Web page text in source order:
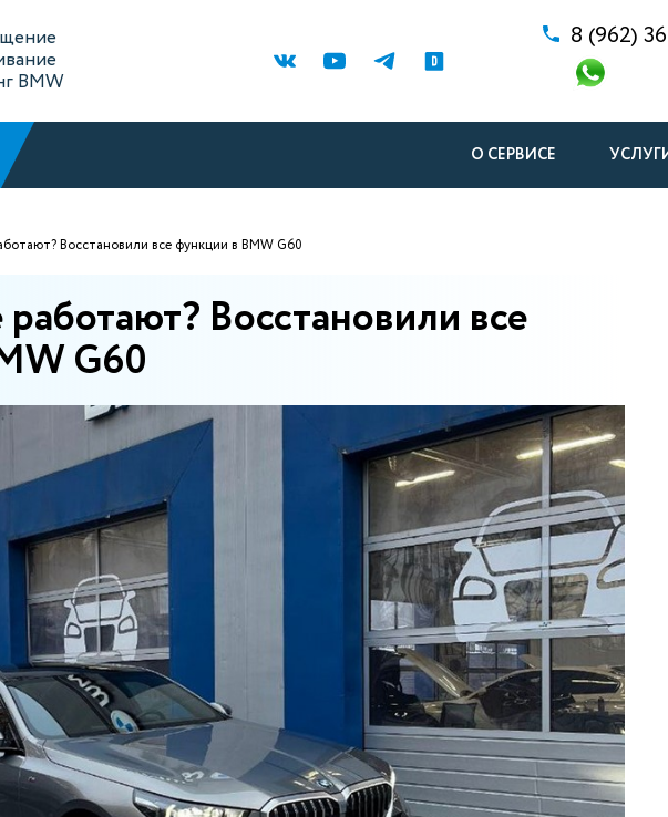
BMW
8 (962)
О СЕРВИСЕ
Восстановили все функции в BMW G60
Восстановили все
G60